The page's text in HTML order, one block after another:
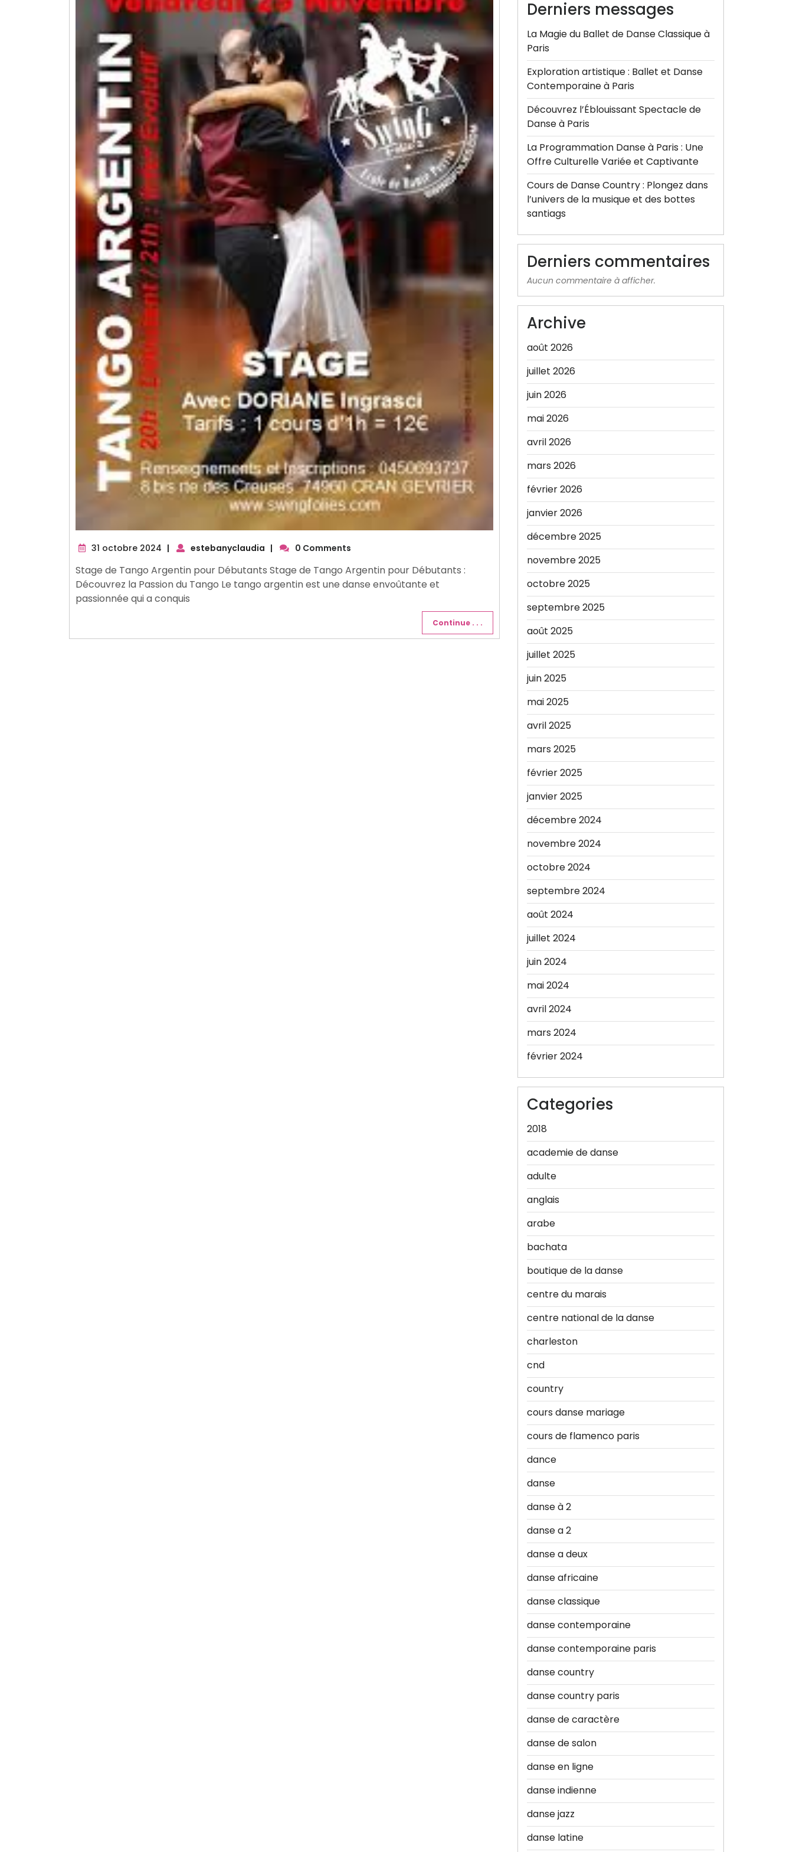
31 octobre 2024 31
2024
| estebanyclaudia | 0 Comments
Stage de Tango Argentin pour Débutants Stage de Tango Argentin pour Débutants :
Découvrez la Passion du Tango Le tango argentin est une danse envoûtante et
passionnée qui a conquis
Continue . . .
Derniers messages
La Magie du Ballet de Danse Classique à
Paris
Exploration artistique : Ballet et Danse
Contemporaine à Paris
Découvrez l’Éblouissant Spectacle de
Danse à Paris
La Programmation Danse à Paris : Une
Offre Culturelle Variée et Captivante
Cours de Danse Country : Plongez dans
l’univers de la musique et des bottes
santiags
Derniers commentaires
Aucun commentaire à afficher.
Archive
août 2026
juillet 2026
juin 2026
mai 2026
avril 2026
mars 2026
février 2026
janvier 2026
décembre 2025
novembre 2025
octobre 2025
septembre 2025
août 2025
juillet 2025
juin 2025
mai 2025
avril 2025
mars 2025
février 2025
janvier 2025
décembre 2024
novembre 2024
octobre 2024
septembre 2024
août 2024
juillet 2024
juin 2024
mai 2024
avril 2024
mars 2024
février 2024
Categories
2018
academie de danse
adulte
anglais
arabe
bachata
boutique de la danse
centre du marais
centre national de la danse
charleston
cnd
country
cours danse mariage
cours de flamenco paris
dance
danse
danse à 2
danse a 2
danse a deux
danse africaine
danse classique
danse contemporaine
danse contemporaine paris
danse country
danse country paris
danse de caractère
danse de salon
danse en ligne
danse indienne
danse jazz
danse latine